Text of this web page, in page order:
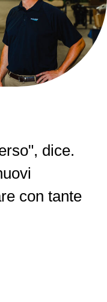
dice.
con tante